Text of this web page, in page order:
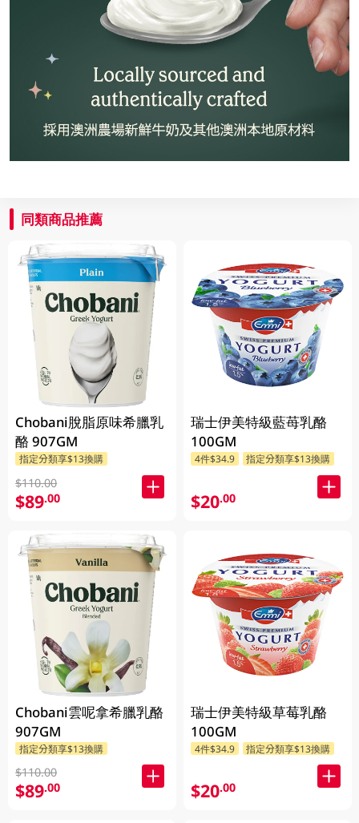
同類商品推薦
Chobani脫脂原味希臘乳
酪 907GM
指定分類享$13換購
$110.00
$89.00
Chobani雲呢拿希臘乳酪
907GM
指定分類享$13換購
$110.00
$89.00
瑞士伊美特級藍苺乳酪
100GM
4件$34.9 指定分類享$13換購
$20.00
瑞士伊美特級草莓乳酪
100GM
4件$34.9 指定分類享$13換購
$20.00